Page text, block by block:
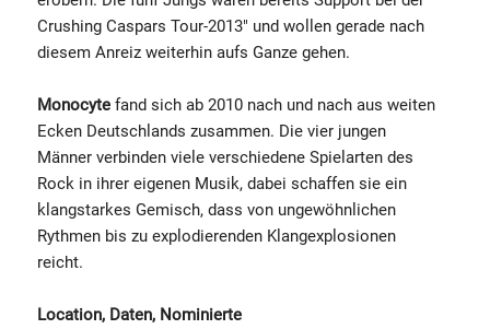
Crushing Caspars Tour-2013" und wollen gerade nach
diesem Anreiz weiterhin aufs Ganze gehen.
Monocyte fand sich ab 2010 nach und nach aus weiten
Ecken Deutschlands zusammen. Die vier jungen
Männer verbinden viele verschiedene Spielarten des
Rock in ihrer eigenen Musik, dabei schaffen sie ein
klangstarkes Gemisch, dass von ungewöhnlichen
Rythmen bis zu explodierenden Klangexplosionen
reicht.
Location, Daten, Nominierte